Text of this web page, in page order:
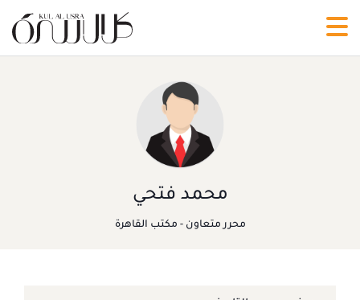
محمد فتحي
محرر متعاون - مكتب القاهرة